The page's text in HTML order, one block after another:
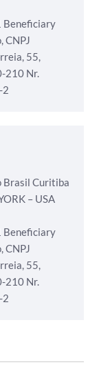
Beneficiary
CNPJ
55,
210 Nr.
2
Brasil Curitiba
– USA
Beneficiary
CNPJ
55,
210 Nr.
2